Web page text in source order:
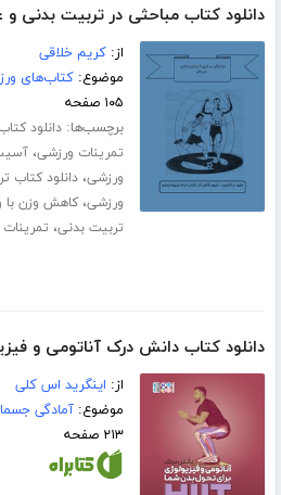
دانلود کتاب مباحثی در تربیت بدنی
از:کریم خلاقی
موضوع:کتاب‌های
۱۰۵ صفحه
برچسب‌ها:دانلود
تمرینات ورزشی،
ورزشی،دانلود کتاب
ورزشی،کاهش وزن با
تربیت بدنی،
دانلود کتاب دانش درک آناتومی و
از: اینگرید اس کلی
موضوع:آمادگی
۲۱۳ صفحه